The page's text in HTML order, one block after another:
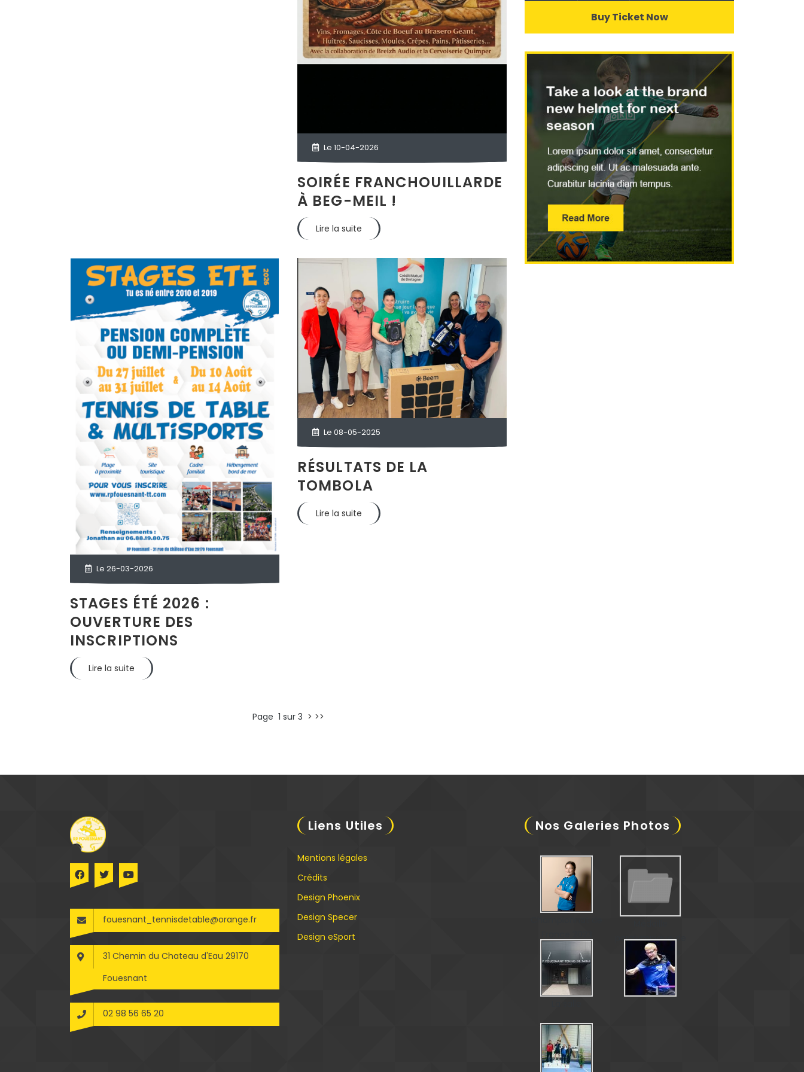
Le 10-04-2026
SOIRÉE FRANCHOUILLARDE
À BEG-MEIL !
Lire la suite
Le 26-03-2026
STAGES ÉTÉ 2026 :
OUVERTURE DES
INSCRIPTIONS
Lire la suite
Le 08-05-2025
RÉSULTATS DE LA
TOMBOLA
Lire la suite
Page 1 sur 3 > >>
Buy Ticket Now
fouesnant_tennisdetable@orange.fr
31 Chemin du Chateau d'Eau 29170
Fouesnant
02 98 56 65 20
Liens Utiles
Mentions légales
Crédits
Design Phoenix
Design Specer
Design eSport
Nos Galeries Photos
paralympique de
Matéo Bohéas